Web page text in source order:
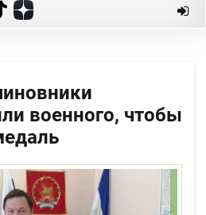
военного, чтобы